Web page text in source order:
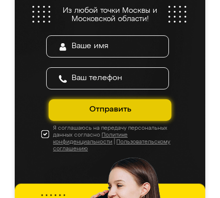
Из любой точки Москвы и
Московской области!
Отправить
Я соглашаюсь на передачу персональных
данных согласно Политике
конфиденциальности
Пользовательскому
соглашению